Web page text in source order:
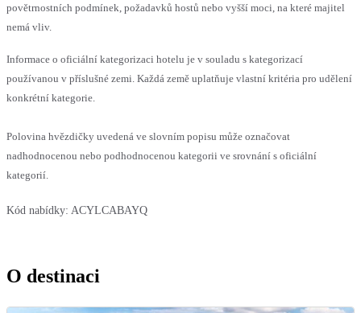
povětrnostních podmínek, požadavků hostů nebo vyšší moci, na které majitel
nemá vliv.
Informace o oficiální kategorizaci hotelu je v souladu s kategorizací
používanou v příslušné zemi. Každá země uplatňuje vlastní kritéria pro udělení
konkrétní kategorie.
Polovina hvězdičky uvedená ve slovním popisu může označovat
nadhodnocenou nebo podhodnocenou kategorii ve srovnání s oficiální
kategorií.
Kód nabídky: ACYLCABAYQ
O destinaci